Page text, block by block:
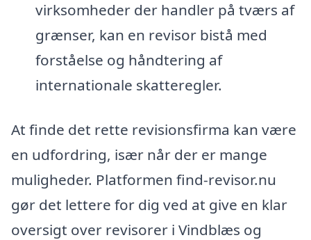
virksomheder der handler på tværs af
grænser, kan en revisor bistå med
forståelse og håndtering af
internationale skatteregler.
At finde det rette revisionsfirma kan være
en udfordring, især når der er mange
muligheder. Platformen find-revisor.nu
gør det lettere for dig ved at give en klar
oversigt over revisorer i Vindblæs og